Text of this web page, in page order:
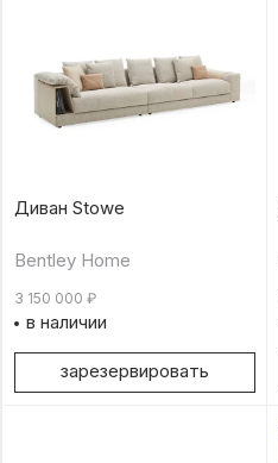
Диван Stowe
Bentley Home
3 150 000 ₽
в наличии
зарезервировать